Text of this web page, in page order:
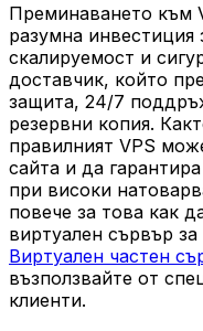
Преминаването към
разумна инвестиция
скалируемост и
доставчик, който
защита, 24/7
резервни копия.
правилният VPS
сайта и да
при високи
повече за това как
виртуален сървър
Виртуален частен
възползвайте от
клиенти.